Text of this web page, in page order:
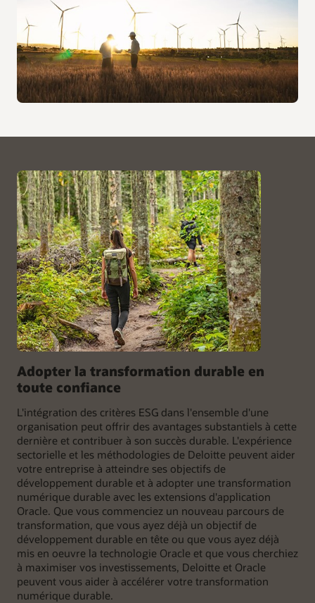
Adopter la transformation durable en
toute confiance
L'intégration des critères ESG dans l'ensemble d'une
organisation peut offrir des avantages substantiels à cette
dernière et contribuer à son succès durable. L'expérience
sectorielle et les méthodologies de Deloitte peuvent aider
votre entreprise à atteindre ses objectifs de
développement durable et à adopter une transformation
numérique durable avec les extensions d'application
Oracle. Que vous commenciez un nouveau parcours de
transformation, que vous ayez déjà un objectif de
développement durable en tête ou que vous ayez déjà
mis en oeuvre la technologie Oracle et que vous cherchiez
à maximiser vos investissements, Deloitte et Oracle
peuvent vous aider à accélérer votre transformation
numérique durable.